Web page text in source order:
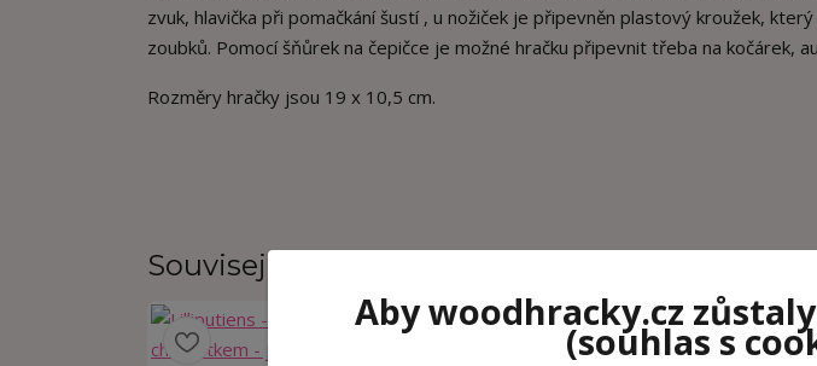
zvuk, hlavička při pomačkání šustí , u nožiček je připevněn plastový kroužek,
zoubků. Pomocí šňůrek na čepičce je možné hračku připevnit třeba na kočárek,
Rozměry hračky jsou 19 x 10,5 cm.
Související zboží
Aby woodhracky.cz
(souhlas s